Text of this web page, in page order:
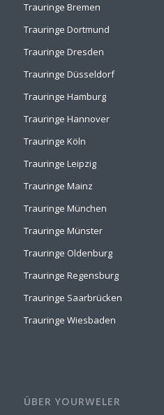
Trauringe Bremen
Trauringe Dortmund
Trauringe Dresden
Trauringe Düsseldorf
Trauringe Hamburg
Trauringe Hannover
Trauringe Köln
Trauringe Leipzig
Trauringe Mainz
Trauringe München
Trauringe Münster
Trauringe Oldenburg
Trauringe Regensburg
Trauringe Saarbrücken
Trauringe Wiesbaden
ÜBER YOURWELER